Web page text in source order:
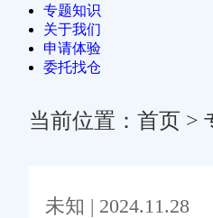
专题知识
关于我们
申请体验
委托找仓
当前位置： 首页 >
未知 | 2024.11.28